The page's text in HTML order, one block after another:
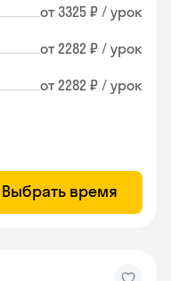
от 3325 ₽ / урок
от 2282 ₽ / урок
от 2282 ₽ / урок
Выбрать время